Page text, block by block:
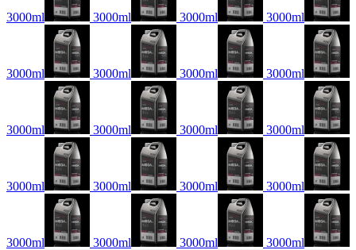
3000ml 3000ml 3000ml 3000ml
3000ml 3000ml 3000ml 3000ml
3000ml 3000ml 3000ml 3000ml
3000ml 3000ml 3000ml 3000ml
3000ml 3000ml 3000ml 3000ml